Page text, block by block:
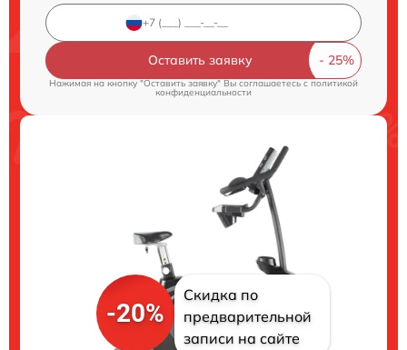
Оставить заявку
Нажимая на кнопку "Оставить заявку" Вы соглашаетесь cполитикой
конфиденциальности
-20%
Скидка по
предварительной
записи на сайте